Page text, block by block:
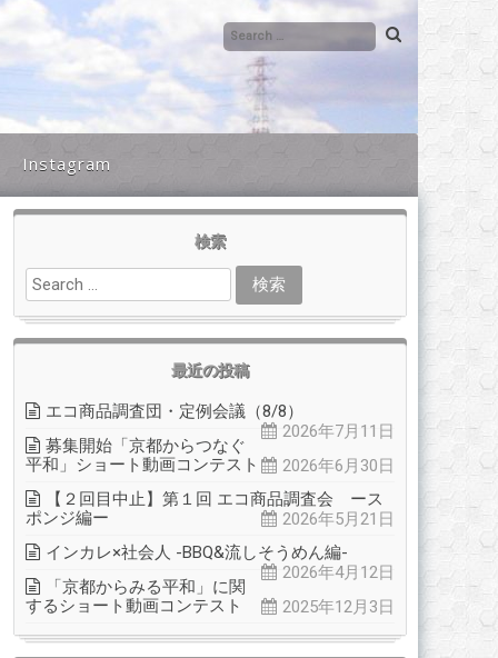
Instagram
検索
最近の投稿
エコ商品調査団・定例会議（8/8）
2026年7月11日
募集開始「京都からつなぐ
平和」ショート動画コンテスト
2026年6月30日
【２回目中止】第１回 エコ商品調査会 ース
ポンジ編ー
2026年5月21日
インカレ×社会人 -BBQ&流しそうめん編-
2026年4月12日
「京都からみる平和」に関
するショート動画コンテスト
2025年12月3日